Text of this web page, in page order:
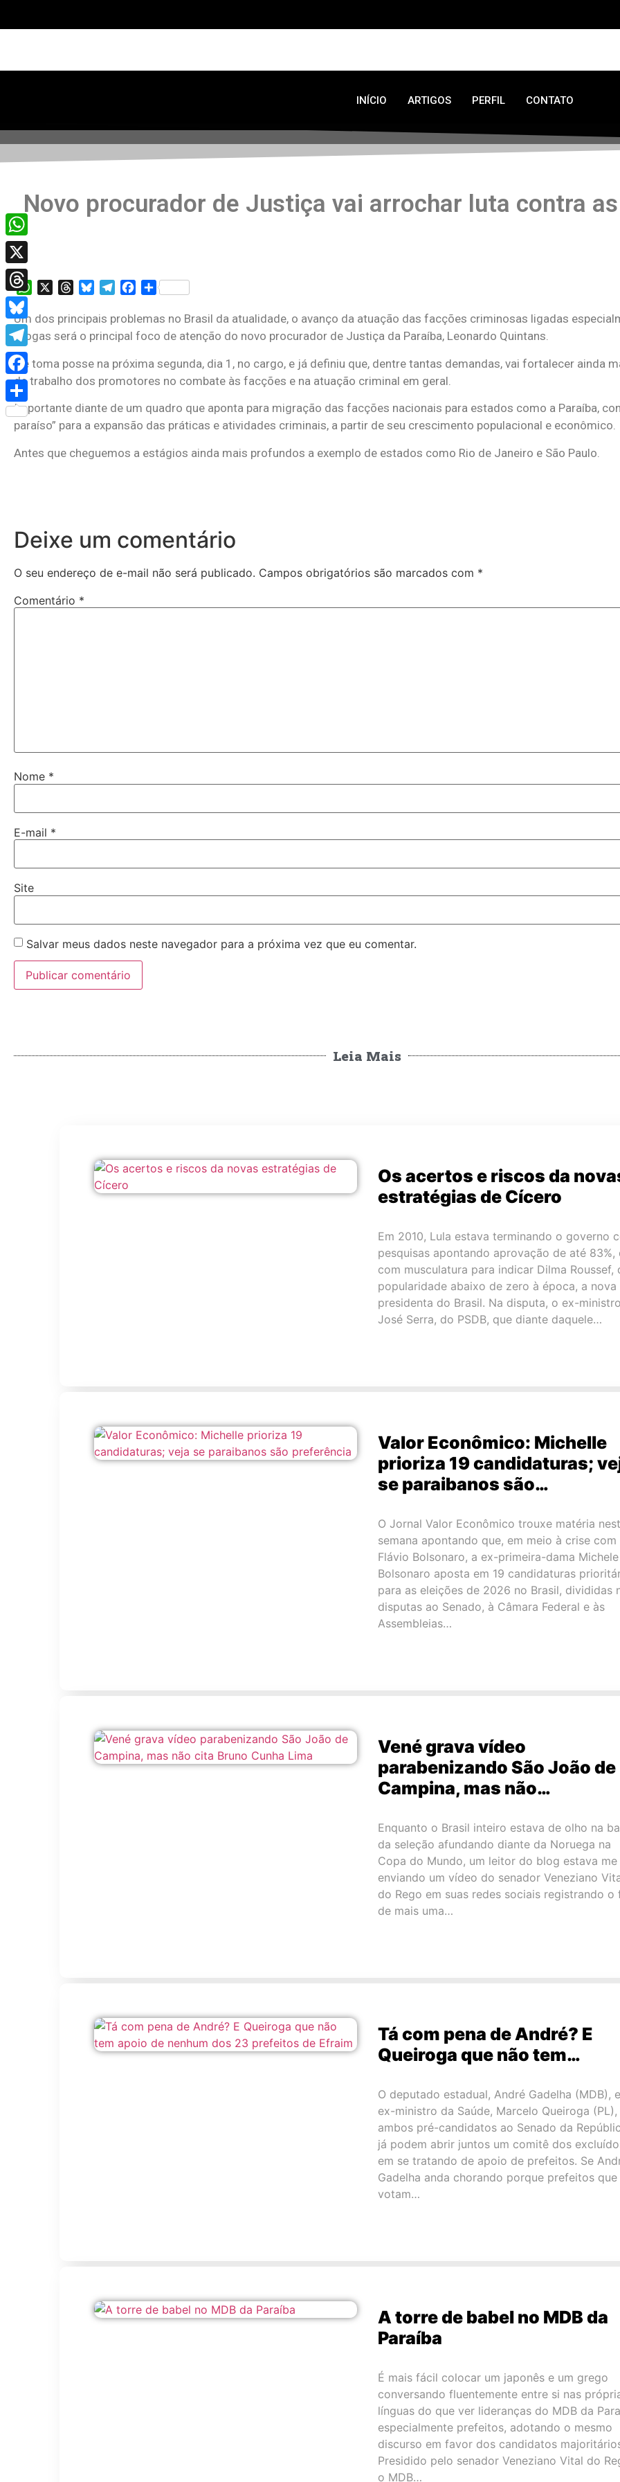
INÍCIO ARTIGOS PERFIL CONTATO
Novo procurador de Justiça vai arrochar luta contra
WhatsAppThreadsBlueskyTelegramFacebook
Share
Um dos principais problemas no Brasil da atualidade, o avanço da atuação das facções criminosas ligadas
drogas será o principal foco de atenção do novo procurador de Justiça da Paraíba, Leonardo Quintans.
Ele toma posse na próxima segunda, dia 1, no cargo, e já definiu que, dentre tantas demandas, vai fortalecer ainda
de trabalho dos promotores no combate às facções e na atuação criminal em geral.
Importante diante de um quadro que aponta para migração das facções nacionais para estados como a Paraíba,
paraíso” para a expansão das práticas e atividades criminais, a partir de seu crescimento populacional e econômico.
Antes que cheguemos a estágios ainda mais profundos a exemplo de estados como Rio de Janeiro e São Paulo.
Deixe um comentário
O seu endereço de e-mail não será publicado. Campos obrigatórios são marcados com *
Comentário *
Nome *
E-mail *
Site
Salvar meus dados neste navegador para a próxima vez que eu comentar.
Leia Mais
Os acertos e riscos da
estratégias de Cícero
Em 2010, Lula estava terminando o governo
pesquisas apontando aprovação de até 83%,
com musculatura para indicar Dilma Roussef,
popularidade abaixo de zero à época, a nova
presidenta do Brasil. Na disputa, o ex-ministro
José Serra, do PSDB, que diante daquele…
Valor Econômico: Michelle
prioriza 19 candidaturas;
se paraibanos são…
O Jornal Valor Econômico trouxe matéria
semana apontando que, em meio à crise com
Flávio Bolsonaro, a ex-primeira-dama Michele
Bolsonaro aposta em 19 candidaturas
para as eleições de 2026 no Brasil, divididas
disputas ao Senado, à Câmara Federal e às
Assembleias…
Vené grava vídeo
parabenizando São João de
Campina, mas não…
Enquanto o Brasil inteiro estava de olho na
da seleção afundando diante da Noruega na
Copa do Mundo, um leitor do blog estava me
enviando um vídeo do senador Veneziano
do Rego em suas redes sociais registrando o
de mais uma…
Tá com pena de André? E
Queiroga que não tem…
O deputado estadual, André Gadelha (MDB),
ex-ministro da Saúde, Marcelo Queiroga (PL),
ambos pré-candidatos ao Senado da
já podem abrir juntos um comitê dos
em se tratando de apoio de prefeitos. Se
Gadelha anda chorando porque prefeitos que
votam…
A torre de babel no MDB da
Paraíba
É mais fácil colocar um japonês e um grego
conversando fluentemente entre si nas
línguas do que ver lideranças do MDB da
especialmente prefeitos, adotando o mesmo
discurso em favor dos candidatos
Presidido pelo senador Veneziano Vital do
o MDB…
WhatsApp
X
Threads
Bluesky
Telegram
Facebook
Share